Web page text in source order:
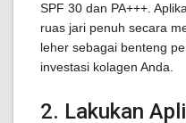
SPF 30 dan PA+++.
ruas jari penuh secara
leher sebagai benteng
investasi kolagen Anda.
2. Lakukan